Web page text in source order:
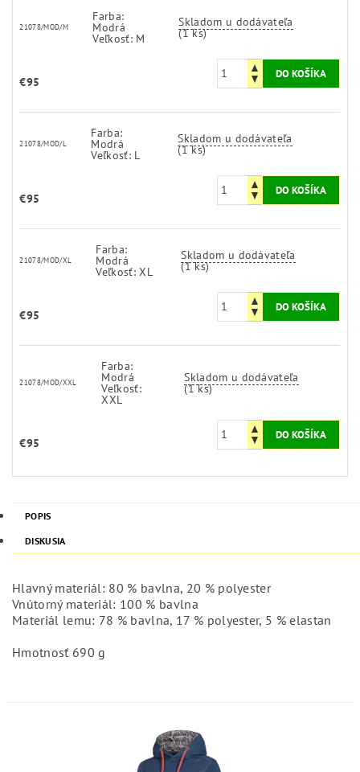
21078/MOD/M
Farba:
Modrá
Veľkosť: M
Skladom u dodávateľa
(1 ks)
€95
21078/MOD/L
Farba:
Modrá
Veľkosť: L
Skladom u dodávateľa
(1 ks)
€95
21078/MOD/XL
Farba:
Modrá
Veľkosť: XL
Skladom u dodávateľa
(1 ks)
€95
21078/MOD/XXL
Farba:
Modrá
Veľkosť:
XXL
Skladom u dodávateľa
(1 ks)
€95
POPIS
DISKUSIA
Hlavný materiál: 80 % bavlna, 20 % polyester
Vnútorný materiál: 100 % bavlna
Materiál lemu: 78 % bavlna, 17 % polyester, 5 % elastan
Hmotnosť 690 g